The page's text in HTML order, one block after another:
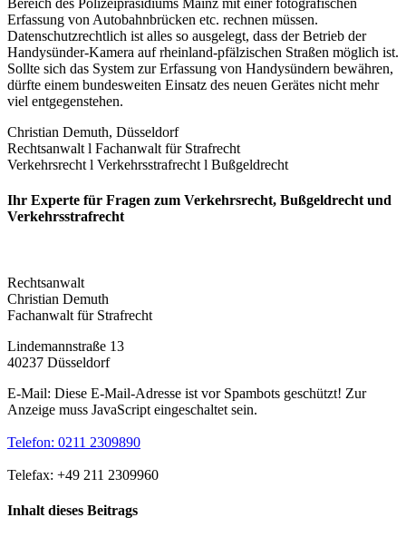
Erfassung von Autobahnbrücken etc. rechnen müssen.
Datenschutzrechtlich ist alles so ausgelegt, dass der Betrieb der
Handysünder-Kamera auf rheinland-pfälzischen Straßen möglich ist.
Sollte sich das System zur Erfassung von Handysündern bewähren,
dürfte einem bundesweiten Einsatz des neuen Gerätes nicht mehr
viel entgegenstehen.
Christian Demuth, Düsseldorf
Rechtsanwalt l Fachanwalt für Strafrecht
Verkehrsrecht l Verkehrsstrafrecht l Bußgeldrecht
Ihr Experte für Fragen zum Verkehrsrecht, Bußgeldrecht und
Verkehrs­strafrecht
Rechtsanwalt
Christian Demuth
Fachanwalt für Strafrecht
Lindemannstraße 13
40237 Düsseldorf
E-Mail: Diese E-Mail-Adresse ist vor Spambots geschützt! Zur
Anzeige muss JavaScript eingeschaltet sein.
Telefon: 0211 2309890
Telefax: +49 211 2309960
Inhalt dieses Beitrags